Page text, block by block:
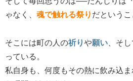
ゃなく、 魂で触れる祭り だというこ
そこには町の人の祈りや願い 、そ
っている。
私自身も、何度もその熱に飲み込